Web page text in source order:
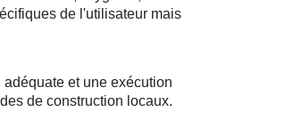
de l'utilisateur mais
et une exécution
de construction locaux.